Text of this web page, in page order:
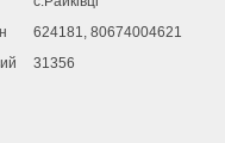
624181, 80674004621
31356